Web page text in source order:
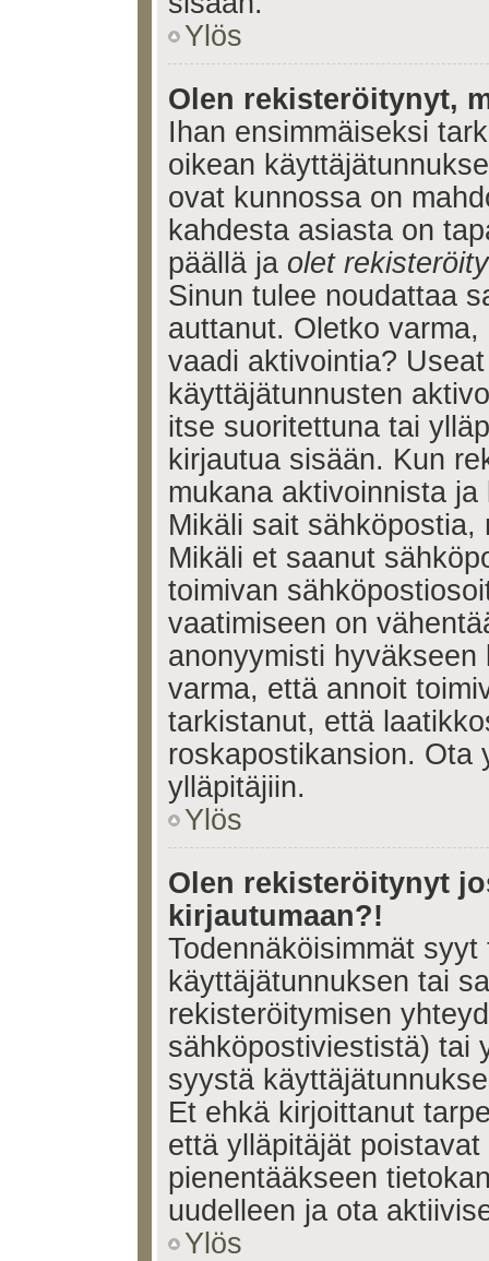
Ylös
Olen rekisteröitynyt,
Ihan ensimmäiseksi
oikean
ovat kunnossa on
kahdesta asiasta on
päällä ja olet
Sinun tulee noudattaa
auttanut. Oletko
vaadi aktivointia?
käyttäjätunnusten
itse suoritettuna tai
kirjautua sisään. Kun
mukana aktivoinnista
Mikäli sait
Mikäli et saanut
toimivan
vaatimiseen on
anonyymisti
varma, että annoit
tarkistanut, että
roskapostikansion. Ota
ylläpitäjiin.
Ylös
Olen rekisteröitynyt
kirjautumaan?!
Todennäköisimmät
käyttäjätunnuksen tai
rekisteröitymisen
sähköpostiviestistä) tai
syystä
Et ehkä kirjoittanut
että ylläpitäjät
pienentääkseen
uudelleen ja ota
Ylös